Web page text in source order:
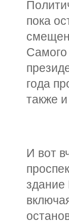
пока
года
также
И вот
здание